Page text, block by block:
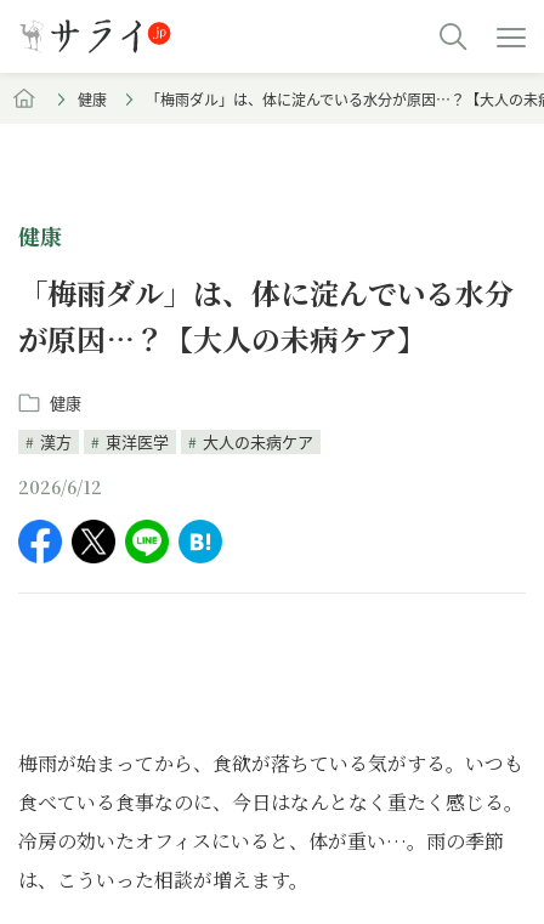
健康 「梅雨ダル」は、体に淀んでいる水分が原因…？【大人の未
健康
「梅雨ダル」は、体に淀んでいる水分
が原因…？【大人の未病ケア】
健康
漢方
東洋医学 大人の未病ケア
2026/6/12
梅雨が始まってから、食欲が落ちている気がする。いつも
食べている食事なのに、今日はなんとなく重たく感じる。
冷房の効いたオフィスにいると、体が重い…。雨の季節
は、こういった相談が増えます。